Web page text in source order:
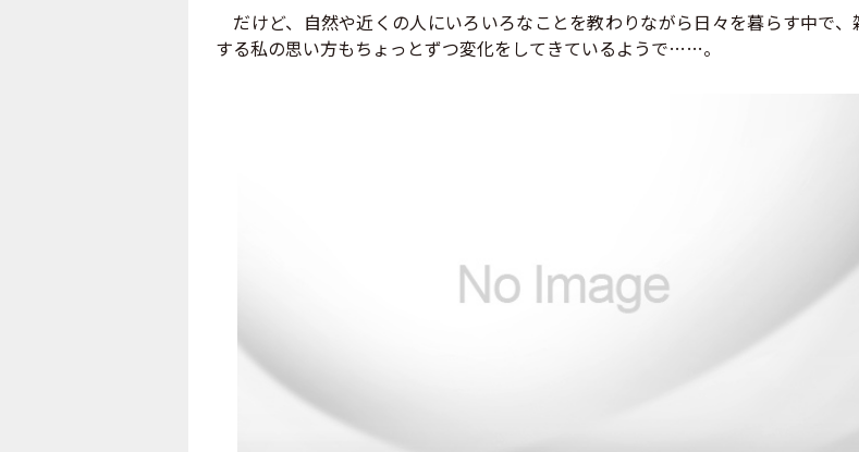
だけど、自然や近くの人にいろいろなことを教わりながら日々を暮らす中で、
する私の思い方もちょっとずつ変化をしてきているようで……。